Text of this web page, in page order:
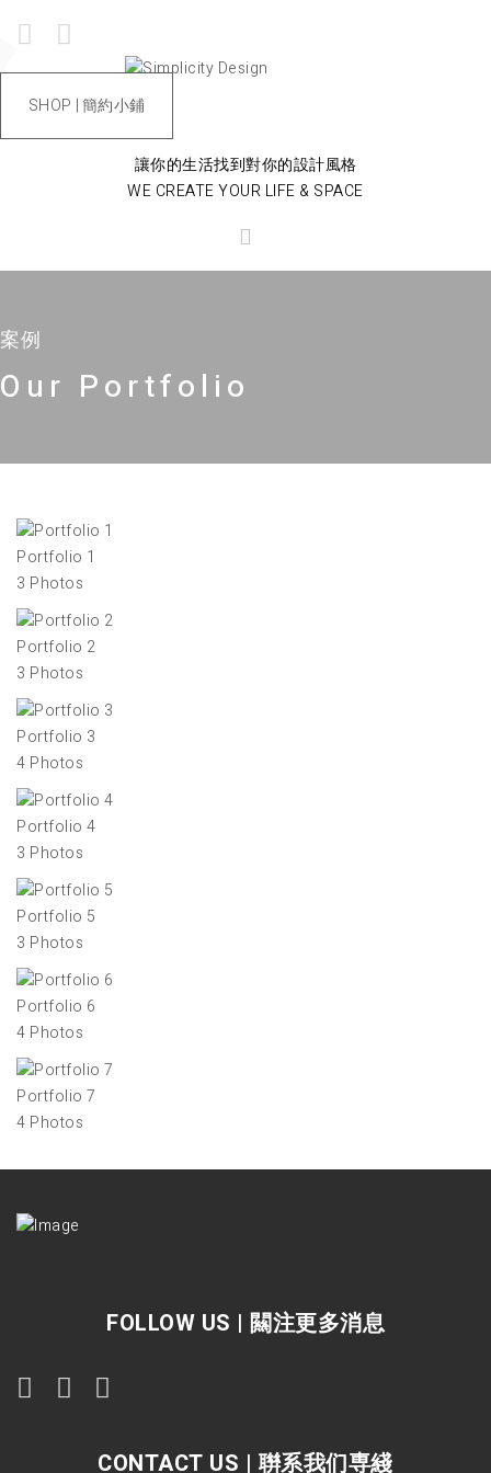
SHOP | 簡約小鋪
讓你的生活找到對你的設計風格
WE CREATE YOUR LIFE & SPACE
案例
Our Portfolio
Portfolio 1
3 Photos
Portfolio 2
3 Photos
Portfolio 3
4 Photos
Portfolio 4
3 Photos
Portfolio 5
3 Photos
Portfolio 6
4 Photos
Portfolio 7
4 Photos
FOLLOW US | 闗注更多消息
CONTACT US | 聨系我们専綫